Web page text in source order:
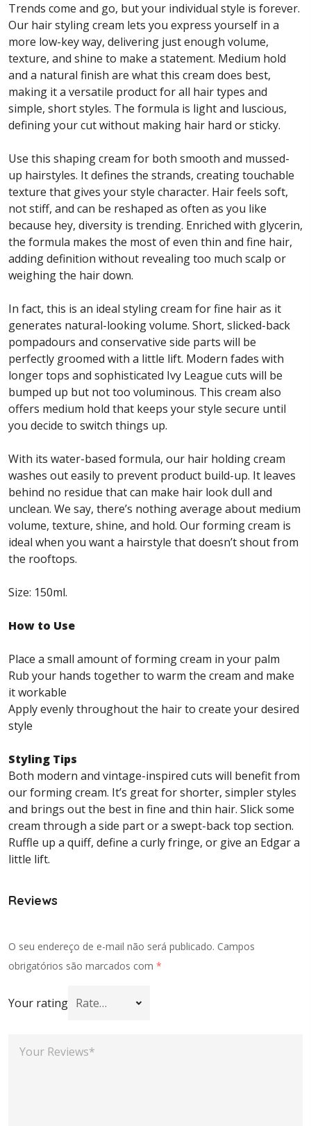
Trends come and go, but your individual style is forever.
Our hair styling cream lets you express yourself in a
more low-key way, delivering just enough volume,
texture, and shine to make a statement. Medium hold
and a natural finish are what this cream does best,
making it a versatile product for all hair types and
simple, short styles. The formula is light and luscious,
defining your cut without making hair hard or sticky.
Use this shaping cream for both smooth and mussed-
up hairstyles. It defines the strands, creating touchable
texture that gives your style character. Hair feels soft,
not stiff, and can be reshaped as often as you like
because hey, diversity is trending. Enriched with glycerin,
the formula makes the most of even thin and fine hair,
adding definition without revealing too much scalp or
weighing the hair down.
In fact, this is an ideal styling cream for fine hair as it
generates natural-looking volume. Short, slicked-back
pompadours and conservative side parts will be
perfectly groomed with a little lift. Modern fades with
longer tops and sophisticated Ivy League cuts will be
bumped up but not too voluminous. This cream also
offers medium hold that keeps your style secure until
you decide to switch things up.
With its water-based formula, our hair holding cream
washes out easily to prevent product build-up. It leaves
behind no residue that can make hair look dull and
unclean. We say, there’s nothing average about medium
volume, texture, shine, and hold. Our forming cream is
ideal when you want a hairstyle that doesn’t shout from
the rooftops.
Size: 150ml.
How to Use
Place a small amount of forming cream in your palm
Rub your hands together to warm the cream and make
it workable
Apply evenly throughout the hair to create your desired
style
Styling Tips
Both modern and vintage-inspired cuts will benefit from
our forming cream. It’s great for shorter, simpler styles
and brings out the best in fine and thin hair. Slick some
cream through a side part or a swept-back top section.
Ruffle up a quiff, define a curly fringe, or give an Edgar a
little lift.
Reviews
O seu endereço de e-mail não será publicado. Campos
obrigatórios são marcados com *
Your rating